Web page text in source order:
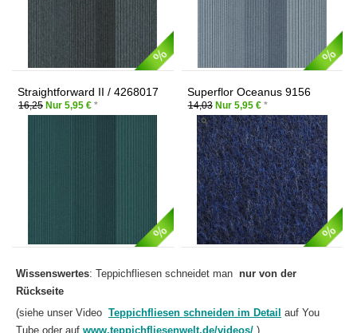
Straightforward II / 4268017
Pacific
16,25 Nur 5,95 € *
Superflor Oceanus 9156
14,03Nur 5,95 € *
Wissenswertes: Teppichfliesen schneidet man nur von der
Rückseite
(siehe unser Video Teppichfliesen schneiden im Detail auf You
Tube oder auf www.teppichfliesenwelt.de/videos/ )